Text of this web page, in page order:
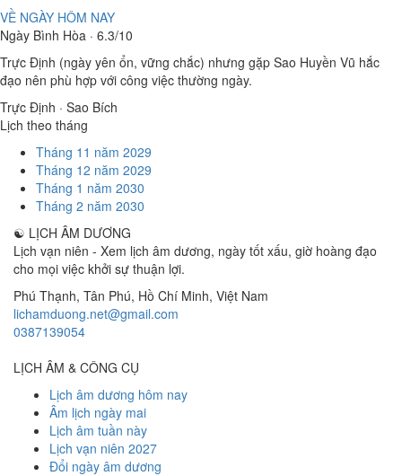
VỀ NGÀY HÔM NAY
Ngày Bình Hòa · 6.3/10
Trực Định (ngày yên ổn, vững chắc) nhưng gặp Sao Huyền Vũ hắc
đạo nên phù hợp với công việc thường ngày.
Trực Định · Sao Bích
Lịch theo tháng
Tháng 11 năm 2029
Tháng 12 năm 2029
Tháng 1 năm 2030
Tháng 2 năm 2030
☯ LỊCH ÂM DƯƠNG
Lịch vạn niên - Xem lịch âm dương, ngày tốt xấu, giờ hoàng đạo
cho mọi việc khởi sự thuận lợi.
Phú Thạnh, Tân Phú, Hồ Chí Minh, Việt Nam
lichamduong.net@gmail.com
0387139054
LỊCH ÂM & CÔNG CỤ
Lịch âm dương hôm nay
Âm lịch ngày mai
Lịch âm tuần này
Lịch vạn niên 2027
Đổi ngày âm dương